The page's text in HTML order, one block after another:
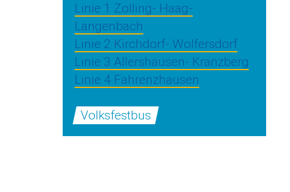
Linie 1 Zolling- Haag-
Langenbach
Linie 2 Kirchdorf- Wolfersdorf
Linie 3 Allershausen- Kranzberg
Linie 4 Fahrenzhausen
Volksfestbus